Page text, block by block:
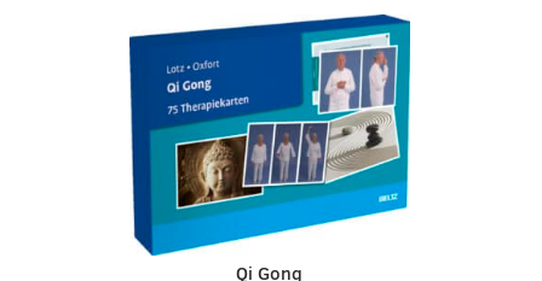
Qi Gong